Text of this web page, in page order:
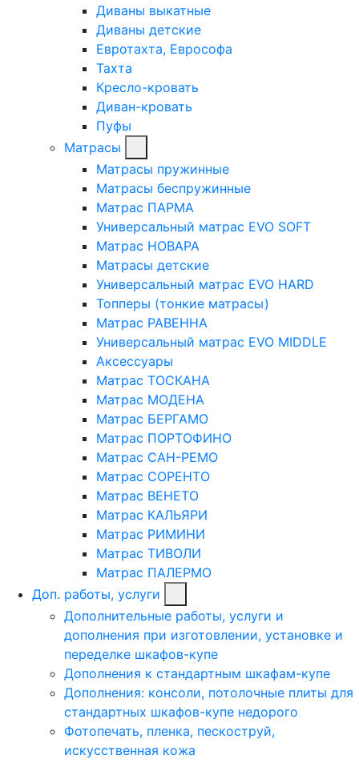
Диваны выкатные
Диваны детские
Евротахта, Еврософа
Тахта
Кресло-кровать
Диван-кровать
Пуфы
Матрасы
Матрасы пружинные
Матрасы беспружинные
Матрас ПАРМА
Универсальный матрас EVO SOFT
Матрас НОВАРА
Матрасы детские
Универсальный матрас EVO HARD
Топперы (тонкие матрасы)
Матрас РАВЕННА
Универсальный матрас EVO MIDDLE
Аксессуары
Матрас ТОСКАНА
Матрас МОДЕНА
Матрас БЕРГАМО
Матрас ПОРТОФИНО
Матрас САН-РЕМО
Матрас СОРЕНТО
Матрас ВЕНЕТО
Матрас КАЛЬЯРИ
Матрас РИМИНИ
Матрас ТИВОЛИ
Матрас ПАЛЕРМО
Доп. работы, услуги
Дополнительные работы, услуги и
дополнения при изготовлении, установке и
переделке шкафов-купе
Дополнения к стандартным шкафам-купе
Дополнения: консоли, потолочные плиты для
стандартных шкафов-купе недорого
Фотопечать, пленка, пескоструй,
искусственная кожа